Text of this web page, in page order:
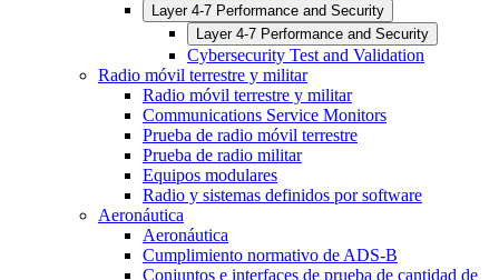
Layer 4-7 Performance and Security
Layer 4-7 Performance and Security
Cybersecurity Test and Validation
Radio móvil terrestre y militar
Radio móvil terrestre y militar
Communications Service Monitors
Prueba de radio móvil terrestre
Prueba de radio militar
Equipos modulares
Radio y sistemas definidos por software
Aeronáutica
Aeronáutica
Cumplimiento normativo de ADS-B
Conjuntos e interfaces de prueba de cantidad de